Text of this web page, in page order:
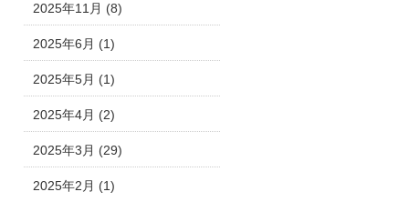
2025年11月 (8)
2025年6月 (1)
2025年5月 (1)
2025年4月 (2)
2025年3月 (29)
2025年2月 (1)